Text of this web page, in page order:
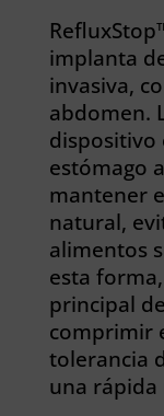
implanta
invasiva,
abdomen.
dispositivo
estómago
mantener
natural,
alimentos
esta
principal
comprimir
tolerancia
una rápida